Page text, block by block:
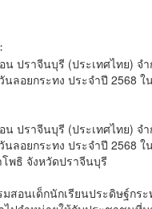
ปราจีนบุรี (ประเทศไทย)
นลอยกระทง ประจำปี 2568
ปราจีนบุรี (ประเทศไทย)
นลอยกระทง ประจำปี 2568
โพธิ จังหวัดปราจีนบุรี
มสอนเด็กนักเรียนประดิษฐ์กร